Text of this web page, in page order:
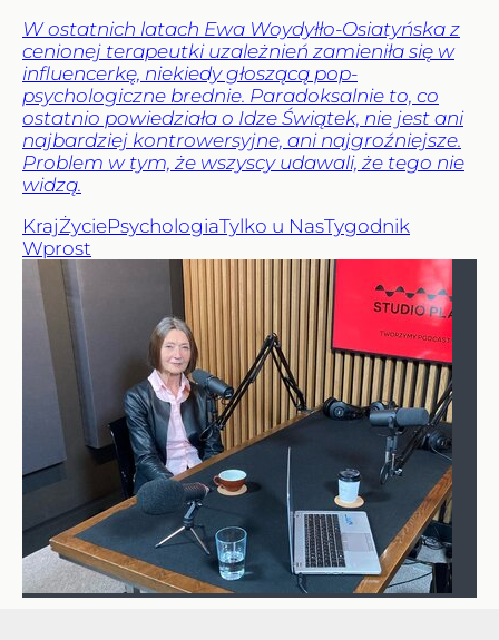
W ostatnich latach Ewa Woydyłło-Osiatyńska z
cenionej terapeutki uzależnień zamieniła się w
influencerkę, niekiedy głoszącą pop-
psychologiczne brednie. Paradoksalnie to, co
ostatnio powiedziała o Idze Świątek, nie jest ani
najbardziej kontrowersyjne, ani najgroźniejsze.
Problem w tym, że wszyscy udawali, że tego nie
widzą.
KrajŻyciePsychologiaTylko u NasTygodnik
Wprost